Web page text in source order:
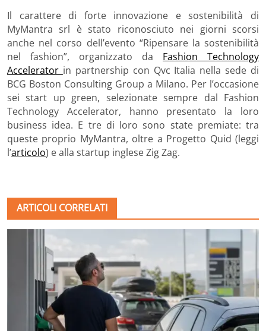
Il carattere di forte innovazione e sostenibilità di
MyMantra srl è stato riconosciuto nei giorni scorsi
anche nel corso dell’evento “Ripensare la sostenibilità
nel fashion”, organizzato da Fashion Technology
Accelerator in partnership con Qvc Italia nella sede di
BCG Boston Consulting Group a Milano. Per l’occasione
sei start up green, selezionate sempre dal Fashion
Technology Accelerator, hanno presentato la loro
business idea. E tre di loro sono state premiate: tra
queste proprio MyMantra, oltre a Progetto Quid (leggi
l’articolo) e alla startup inglese Zig Zag.
ARTICOLI CORRELATI